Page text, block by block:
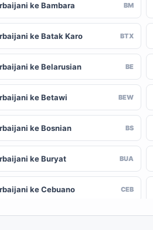
ke Bambara BM
ke Batak Karo BTX
ke Belarusian BE
ke Betawi BEW
ke Bosnian BS
ke Buryat BUA
ke Cebuano CEB
ke Chinese